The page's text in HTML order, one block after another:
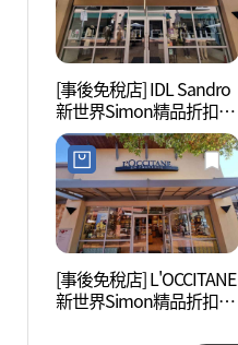
[事後免稅店] IDL Sandro
新世界Simon精品折扣購
物中心驪州店(산드로 신
세계사이먼프리미엄아울
렛 여주점)
[事後免稅店] L'OCCITANE
新世界Simon精品折扣購